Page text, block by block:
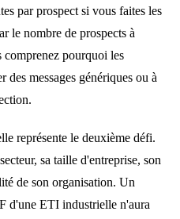
par prospect si vous faites les
le nombre de prospects à
comprenez pourquoi les
messages génériques ou à
représente le deuxième défi.
sa taille d'entreprise, son
de son organisation. Un
d'une ETI industrielle n'aura